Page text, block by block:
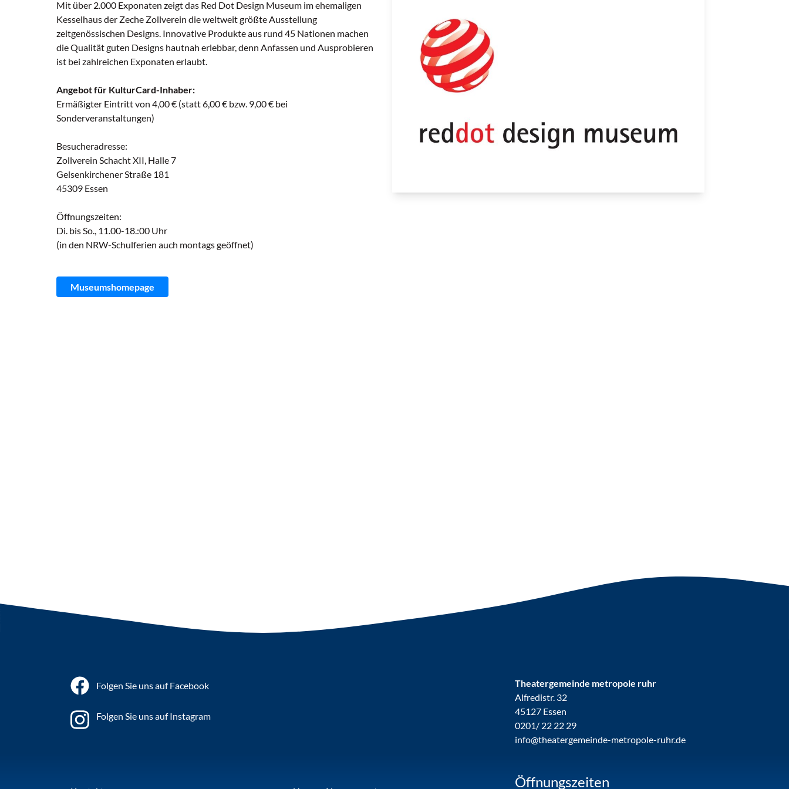
Mit über 2.000 Exponaten zeigt das Red Dot Design Museum im ehemaligen
Kesselhaus der Zeche Zollverein die weltweit größte Ausstellung
zeitgenössischen Designs. Innovative Produkte aus rund 45 Nationen machen
die Qualität guten Designs hautnah erlebbar, denn Anfassen und Ausprobieren
ist bei zahlreichen Exponaten erlaubt.
Angebot für KulturCard-Inhaber:
Ermäßigter Eintritt von 4,00 € (statt 6,00 € bzw. 9,00 € bei
Sonderveranstaltungen)
Besucheradresse:
Zollverein Schacht XII, Halle 7
Gelsenkirchener Straße 181
45309 Essen
Öffnungszeiten:
Di. bis So., 11.00-18.:00 Uhr
(in den NRW-Schulferien auch montags geöffnet)
Museumshomepage
Folgen Sie uns auf Facebook
Folgen Sie uns auf Instagram
Theatergemeinde metropole ruhr
Alfredistr. 32
45127 Essen
0201/ 22 22 29
info@theatergemeinde-metropole-ruhr.de
Öffnungszeiten